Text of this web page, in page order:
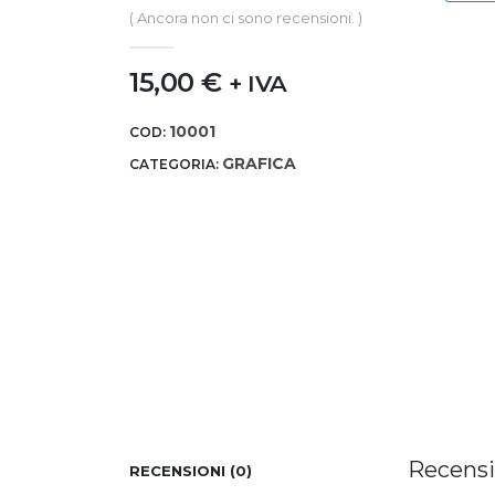
0out of 5
( Ancora non ci sono recensioni. )
15,00€ + IVA
COD: 10001
CATEGORIA: GRAFICA
RECENSIONI (0)